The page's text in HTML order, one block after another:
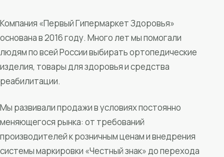
Компания «Первый Гипермаркет Здоровья»
основана в 2016 году. Много лет мы помогали
людям по всей России выбирать ортопедические
изделия, товары для здоровья и средства
реабилитации.
Мы развивали продажи в условиях постоянно
меняющегося рынка: от требований
производителей к розничным ценам и внедрения
системы маркировки «Честный знак» до перехода